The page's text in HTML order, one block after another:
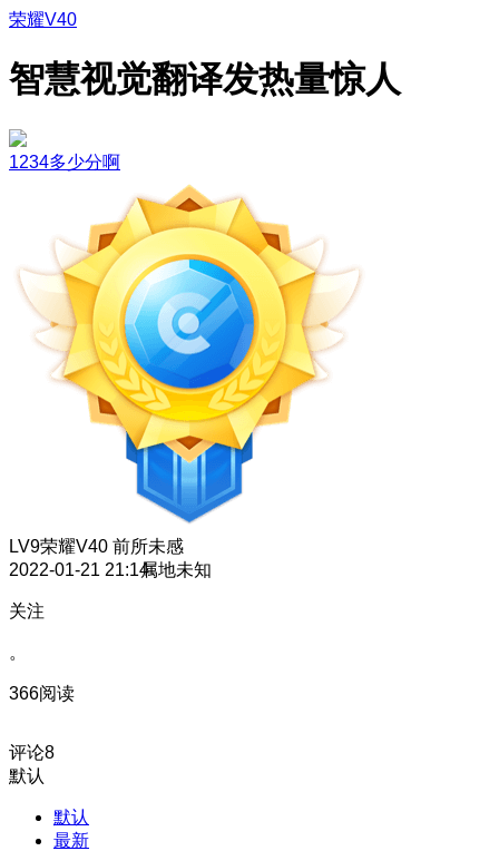
荣耀V40
智慧视觉翻译发热量惊人
1234多少分啊
LV9荣耀V40 前所未感
2022-01-21 21:14属地未知
关注
。
366阅读
评论8
默认
默认
最新